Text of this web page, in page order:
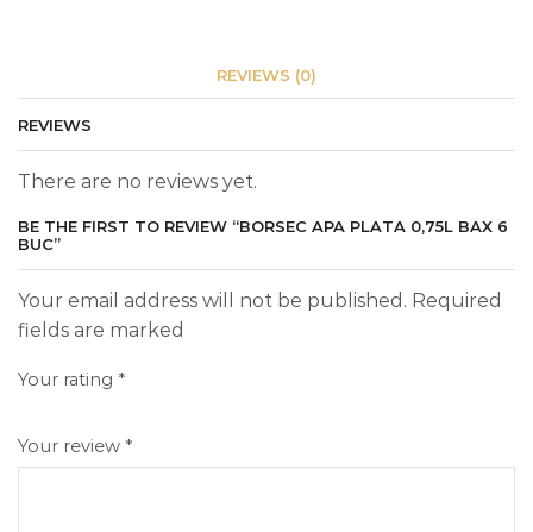
REVIEWS (0)
REVIEWS
There are no reviews yet.
BE THE FIRST TO REVIEW “BORSEC APA PLATA 0,75L BAX 6
BUC”
Your email address will not be published. Required
fields are marked
Your rating *
Your review *